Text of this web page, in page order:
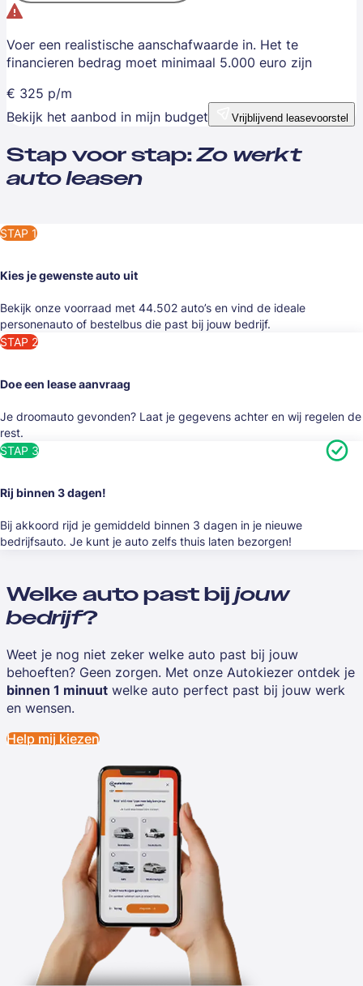
Voer een realistische aanschafwaarde in. Het te
financieren bedrag moet minimaal 5.000 euro zijn
€ 325 p/m
Bekijk het aanbod in mijn budget
Vrijblijvend leasevoorstel
Stap voor stap:Zo werkt
auto leasen
STAP 1
Kies je gewenste auto uit
Bekijk onze voorraad met 44.502 auto’s en vind de ideale
personenauto of bestelbus die past bij jouw bedrijf.
STAP 2
Doe een lease aanvraag
Je droomauto gevonden? Laat je gegevens achter en wij regelen de
rest.
STAP 3
Rij binnen 3 dagen!
Bij akkoord rijd je gemiddeld binnen 3 dagen in je nieuwe
bedrijfsauto. Je kunt je auto zelfs thuis laten bezorgen!
Welke auto past bijjouw
bedrijf?
Weet je nog niet zeker welke auto past bij jouw
behoeften? Geen zorgen. Met onze Autokiezer ontdek je
binnen 1 minuut welke auto perfect past bij jouw werk
en wensen.
Help mij kiezen